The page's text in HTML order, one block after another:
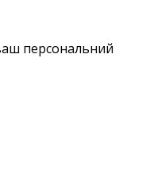
персональний